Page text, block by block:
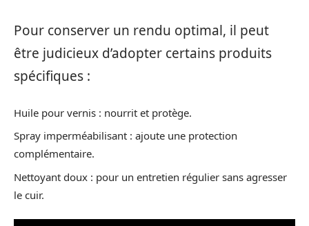
Pour conserver un rendu optimal, il peut
être judicieux d’adopter certains produits
spécifiques :
Huile pour vernis : nourrit et protège.
Spray imperméabilisant : ajoute une protection
complémentaire.
Nettoyant doux : pour un entretien régulier sans agresser
le cuir.